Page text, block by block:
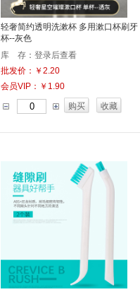
轻奢简约透明洗漱杯 多用漱口杯刷牙
杯--灰色
库 存：登录后查看
批发价：￥2.20
会员VIP：￥1.90
购买
收藏